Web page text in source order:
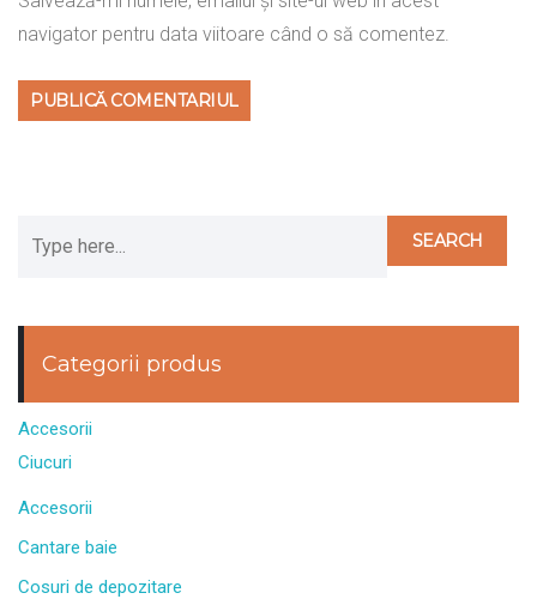
navigator pentru data viitoare când o să comentez.
Categorii produs
Accesorii
Ciucuri
Accesorii
Cantare baie
Cosuri de depozitare